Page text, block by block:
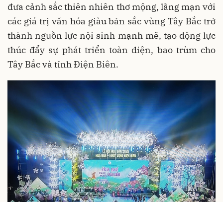
đưa cảnh sắc thiên nhiên thơ mộng, lãng mạn với
các giá trị văn hóa giàu bản sắc vùng Tây Bắc trở
thành nguồn lực nội sinh mạnh mẽ, tạo động lực
thúc đẩy sự phát triển toàn diện, bao trùm cho
Tây Bắc và tỉnh Điện Biên.